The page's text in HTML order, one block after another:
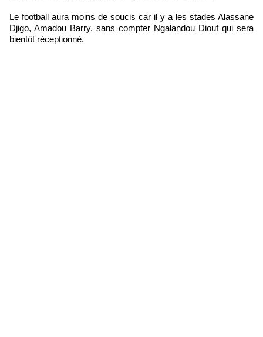
Le football aura moins de soucis car il y a les stades Alassane
Djigo, Amadou Barry, sans compter Ngalandou Diouf qui sera
bientôt réceptionné.